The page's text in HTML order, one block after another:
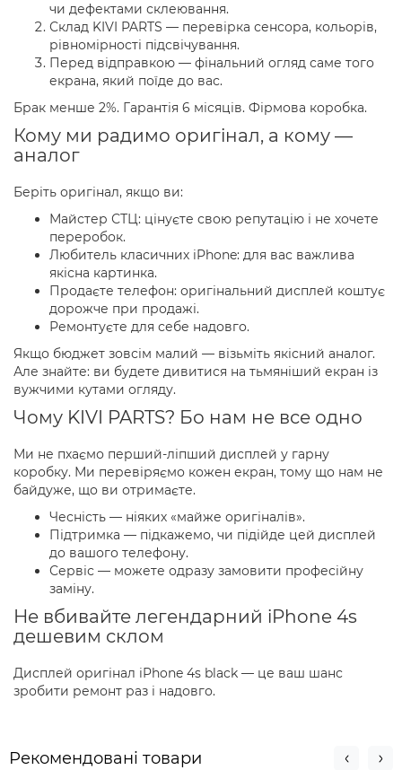
чи дефектами склеювання.
Склад KIVI PARTS — перевірка сенсора, кольорів,
рівномірності підсвічування.
Перед відправкою — фінальний огляд саме того
екрана, який поїде до вас.
Брак менше 2%. Гарантія 6 місяців. Фірмова коробка.
Кому ми радимо оригінал, а кому —
аналог
Беріть оригінал, якщо ви:
Майстер СТЦ: цінуєте свою репутацію і не хочете
переробок.
Любитель класичних iPhone: для вас важлива
якісна картинка.
Продаєте телефон: оригінальний дисплей коштує
дорожче при продажі.
Ремонтуєте для себе надовго.
Якщо бюджет зовсім малий — візьміть якісний аналог.
Але знайте: ви будете дивитися на тьмяніший екран із
вужчими кутами огляду.
Чому KIVI PARTS? Бо нам не все одно
Ми не пхаємо перший-ліпший дисплей у гарну
коробку. Ми перевіряємо кожен екран, тому що нам не
байдуже, що ви отримаєте.
Чесність — ніяких «майже оригіналів».
Підтримка — підкажемо, чи підійде цей дисплей
до вашого телефону.
Сервіс — можете одразу замовити професійну
заміну.
Не вбивайте легендарний iPhone 4s
дешевим склом
Дисплей оригінал iPhone 4s black — це ваш шанс
зробити ремонт раз і надовго.
Рекомендовані товари